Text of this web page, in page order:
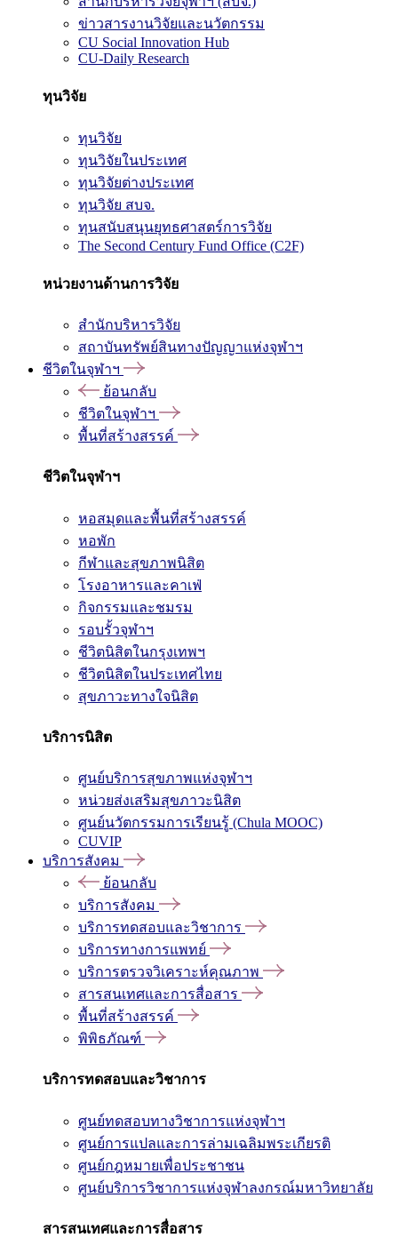
ข่าวสารงานวิจัยและนวัตกรรม
CU Social Innovation Hub
CU-Daily Research
ทุนวิจัย
ทุนวิจัย
ทุนวิจัยในประเทศ
ทุนวิจัยต่างประเทศ
ทุนวิจัย สบจ.
ทุนสนับสนุนยุทธศาสตร์การวิจัย
The Second Century Fund Office (C2F)
หน่วยงานด้านการวิจัย
สำนักบริหารวิจัย
สถาบันทรัพย์สินทางปัญญาแห่งจุฬาฯ
ชีวิตในจุฬาฯ
ย้อนกลับ
ชีวิตในจุฬาฯ
พื้นที่สร้างสรรค์
ชีวิตในจุฬาฯ
หอสมุดและพื้นที่สร้างสรรค์
หอพัก
กีฬาและสุขภาพนิสิต
โรงอาหารและคาเฟ่
กิจกรรมและชมรม
รอบรั้วจุฬาฯ
ชีวิตนิสิตในกรุงเทพฯ
ชีวิตนิสิตในประเทศไทย
สุขภาวะทางใจนิสิต
บริการนิสิต
ศูนย์บริการสุขภาพแห่งจุฬาฯ
หน่วยส่งเสริมสุขภาวะนิสิต
ศูนย์นวัตกรรมการเรียนรู้ (Chula MOOC)
CUVIP
บริการสังคม
ย้อนกลับ
บริการสังคม
บริการทดสอบและวิชาการ
บริการทางการแพทย์
บริการตรวจวิเคราะห์คุณภาพ
สารสนเทศและการสื่อสาร
พื้นที่สร้างสรรค์
พิพิธภัณฑ์
บริการทดสอบและวิชาการ
ศูนย์ทดสอบทางวิชาการแห่งจุฬาฯ
ศูนย์การแปลและการล่ามเฉลิมพระเกียรติ
ศูนย์กฎหมายเพื่อประชาชน
ศูนย์บริการวิชาการแห่งจุฬาลงกรณ์มหาวิทยาลัย
สารสนเทศและการสื่อสาร